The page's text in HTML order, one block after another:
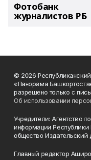
Фотобанк
журналистов РБ
© 2026
«Панорама
разрешено только с
Об использовании
Учредители: Агентство
информации Республики
общество Издательский
Главный редактор